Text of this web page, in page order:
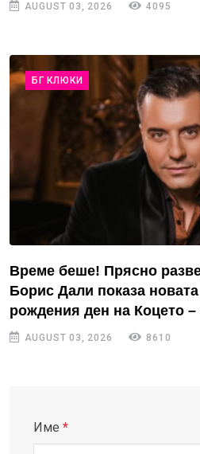
AUGUST 03, 2026 4095
БГ КЛЮКИ
Време беше! Прясно
Борис Дали показа
рождения ден на Коцето
AUGUST 03, 2026 8610
Име *